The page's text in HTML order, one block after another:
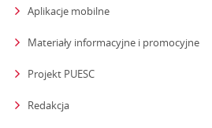
Aplikacje mobilne
Materiały informacyjne i promocyjne
Projekt PUESC
Redakcja